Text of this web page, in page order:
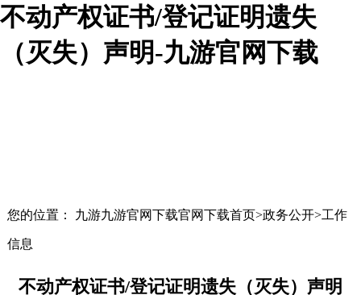
不动产权证书/登记证明遗失
（灭失）声明-九游官网下载
您的位置： 九游九游官网下载官网下载首页>政务公开>工作
信息
不动产权证书/登记证明遗失（灭失）声明